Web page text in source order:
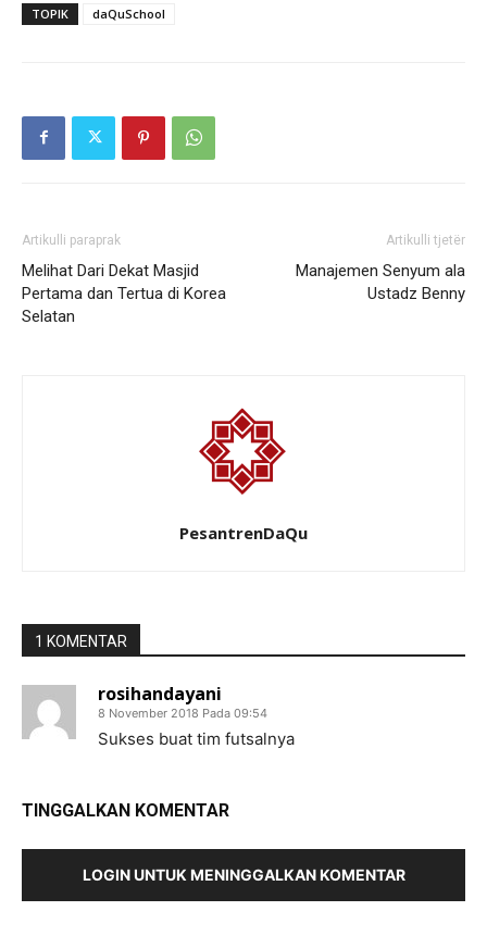
TOPIK daQuSchool
Artikulli paraprak
Melihat Dari Dekat Masjid
Pertama dan Tertua di Korea
Selatan
Artikulli tjetër
Manajemen Senyum ala
Ustadz Benny
PesantrenDaQu
1 KOMENTAR
rosihandayani
8 November 2018 Pada 09:54
Sukses buat tim futsalnya
TINGGALKAN KOMENTAR
LOGIN UNTUK MENINGGALKAN KOMENTAR